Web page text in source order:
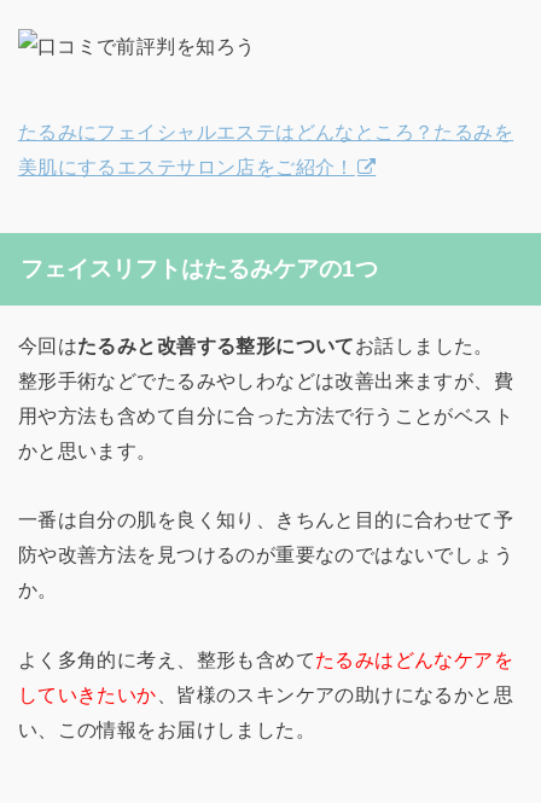
たるみにフェイシャルエステはどんなところ？たるみを
美肌にするエステサロン店をご紹介！
フェイスリフトはたるみケアの1つ
今回はたるみと改善する整形について お話しました。
整形手術などでたるみやしわなどは改善出来ますが、費
用や方法も含めて自分に合った方法で行うことがベスト
かと思います。
一番は自分の肌を良く知り、きちんと目的に合わせて予
防や改善方法を見つけるのが重要なのではないでしょう
か。
よく多角的に考え、整形も含めてたるみはどんなケアを
していきたいか 、皆様のスキンケアの助けになるかと思
い、この情報をお届けしました。